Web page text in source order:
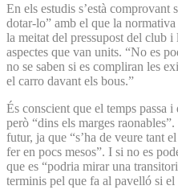
En els estudis s’està comprovant
dotar-lo” amb el que la
la meitat del pressupost del club
aspectes que van units. “No es
no se saben si es compliran les
el carro davant els bous.”
És conscient que el temps passa
però “dins els marges
futur, ja que “s’ha de veure tant
fer en pocs mesos”. I si no es
que es “podria mirar una
terminis pel que fa al pavelló si el